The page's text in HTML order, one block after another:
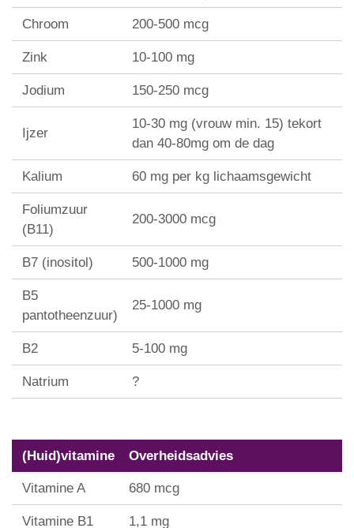
Chroom 200-500 mcg
Zink 10-100 mg
Jodium 150-250 mcg
Ijzer
10-30 mg (vrouw min. 15) tekort
dan 40-80mg om de dag
Kalium 60 mg per kg lichaamsgewicht
Foliumzuur
(B11)
200-3000 mcg
B7 (inositol) 500-1000 mg
B5
pantotheenzuur)
25-1000 mg
B2 5-100 mg
Natrium ?
(Huid)vitamine Overheidsadvies
Vitamine A 680 mcg
Vitamine B1 1,1 mg